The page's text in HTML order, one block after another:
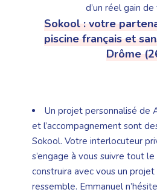
d’un réel gain
Sokool : votre
piscine français et
Drôme
Un projet personnalisé de
et l’accompagnement sont
Sokool. Votre interlocuteur
s’engage à vous suivre tout
construira avec vous un projet
ressemble. Emmanuel